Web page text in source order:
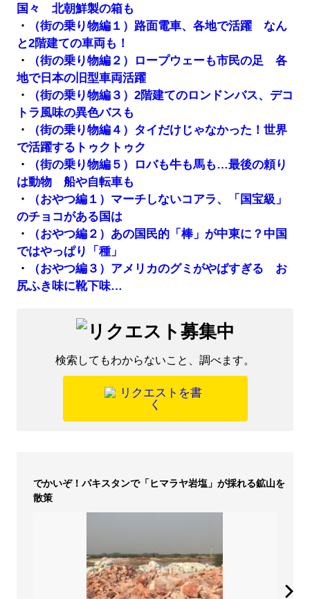
国々 北朝鮮製の箱も
・
（街の乗り物編１）路面電車、各地で活躍 なん
と2階建ての車両も！
・
（街の乗り物編２）ロープウェーも市民の足 各
地で日本の旧型車両活躍
・
（街の乗り物編３）2階建てのロンドンバス、デコ
トラ風味の異色バスも
・
（街の乗り物編４）タイだけじゃなかった！世界
で活躍するトゥクトゥク
・
（街の乗り物編５）ロバも牛も馬も…最後の頼り
は動物 船や自転車も
・
（おやつ編１）マーチしないコアラ、「国宝級」
のチョコがある国は
・
（おやつ編２）あの国民的「棒」が中東に？中国
ではやっぱり「種」
・
（おやつ編３）アメリカのグミがやばすぎる お
尻ふき味に靴下味…
検索してもわからないこと、調べます。
でかいぞ！パキスタンで「ヒマラヤ岩塩」が採れる鉱山を
散策